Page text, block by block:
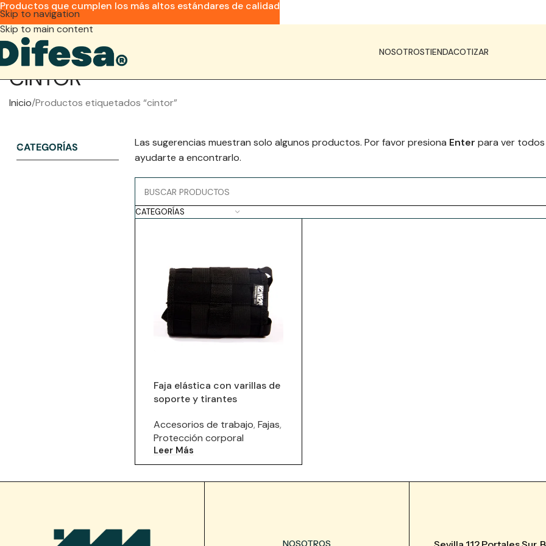
Skip to navigation
Skip to main content
NOSOTROSTIENDACOTIZAR
CINTOR
Inicio Productos etiquetados “cintor”
CATEGORÍAS Las sugerencias muestran solo algunos productos. Por favor presiona Enter para ver
ayudarte a encontrarlo.
CATEGORÍAS
Faja elástica con varillas de
soporte y tirantes
Accesorios de trabajo, Fajas,
Protección corporal
Leer Más
NOSOTROS
Productos que cumplen los más altos estándares de calidad